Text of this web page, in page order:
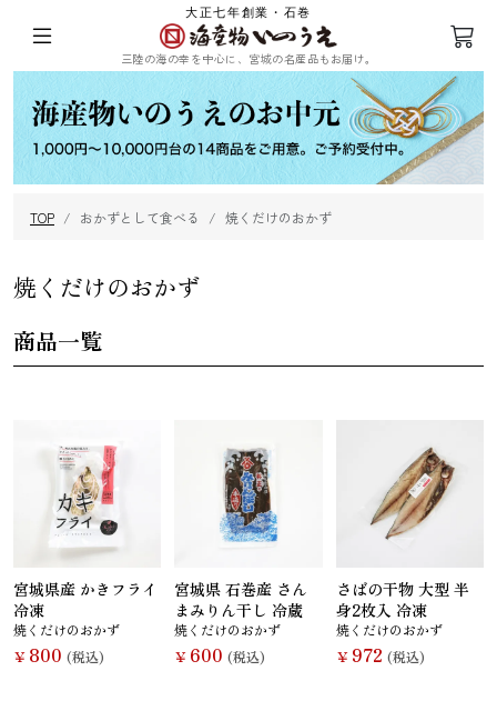
大正七年創業・石巻
三陸の海の幸を中心に、宮城の名産品もお届け。
ログイン 会員登録
かめ
さんま
TOP おかずとして食べる 焼くだけのおかず
焼くだけのおかず
商品一覧
宮城県産 かきフライ
冷凍
焼くだけのおかず
￥ 800 (税込)
宮城県 石巻産 さん
まみりん干し 冷蔵
焼くだけのおかず
￥ 600 (税込)
さばの干物 大型 半
身2枚入 冷凍
焼くだけのおかず
￥ 972 (税込)